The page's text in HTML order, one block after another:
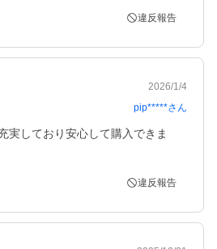
違反報告
2026/1/4
pip*****さん
実しており安心して購入できま
違反報告